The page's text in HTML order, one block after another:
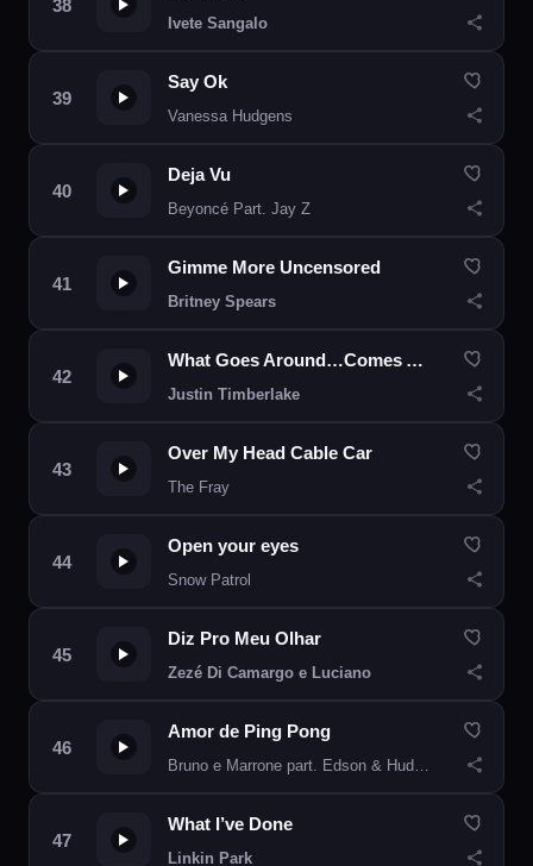
Ivete Sangalo
Say Ok
Vanessa Hudgens
Deja Vu
Beyoncé Part. Jay Z
Gimme More Uncensored
Britney Spears
What Goes Around…Comes Around
Justin Timberlake
Over My Head Cable Car
The Fray
Open your eyes
Snow Patrol
Diz Pro Meu Olhar
Zezé Di Camargo e Luciano
Amor de Ping Pong
Bruno e Marrone part. Edson & Hudson
What I’ve Done
Linkin Park